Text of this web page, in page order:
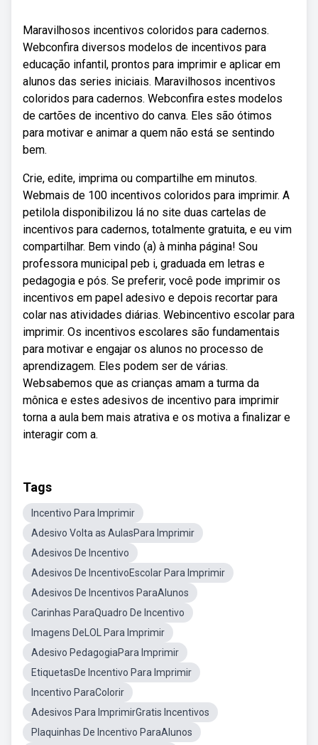
Maravilhosos incentivos coloridos para cadernos.
Webconfira diversos modelos de incentivos para
educação infantil, prontos para imprimir e aplicar em
alunos das series iniciais. Maravilhosos incentivos
coloridos para cadernos. Webconfira estes modelos
de cartões de incentivo do canva. Eles são ótimos
para motivar e animar a quem não está se sentindo
bem.
Crie, edite, imprima ou compartilhe em minutos.
Webmais de 100 incentivos coloridos para imprimir. A
petilola disponibilizou lá no site duas cartelas de
incentivos para cadernos, totalmente gratuita, e eu vim
compartilhar. Bem vindo (a) à minha página! Sou
professora municipal peb i, graduada em letras e
pedagogia e pós. Se preferir, você pode imprimir os
incentivos em papel adesivo e depois recortar para
colar nas atividades diárias. Webincentivo escolar para
imprimir. Os incentivos escolares são fundamentais
para motivar e engajar os alunos no processo de
aprendizagem. Eles podem ser de várias.
Websabemos que as crianças amam a turma da
mônica e estes adesivos de incentivo para imprimir
torna a aula bem mais atrativa e os motiva a finalizar e
interagir com a.
Tags
Incentivo Para Imprimir
Adesivo Volta as AulasPara Imprimir
Adesivos De Incentivo
Adesivos De IncentivoEscolar Para Imprimir
Adesivos De Incentivos ParaAlunos
Carinhas ParaQuadro De Incentivo
Imagens DeLOL Para Imprimir
Adesivo PedagogiaPara Imprimir
EtiquetasDe Incentivo Para Imprimir
Incentivo ParaColorir
Adesivos Para ImprimirGratis Incentivos
Plaquinhas De Incentivo ParaAlunos